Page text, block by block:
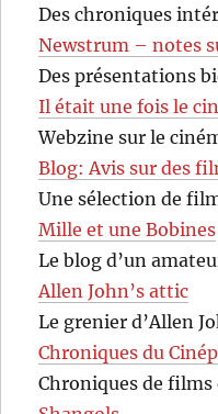
Des chroniques
Newstrum – notes
Des présentations
Il était une fois le
Webzine sur le
Blog: Avis sur des
Une sélection de
Mille et une Bobines
Le blog d’un
Allen John’s attic
Le grenier d’Allen
Chroniques du
Chroniques de films